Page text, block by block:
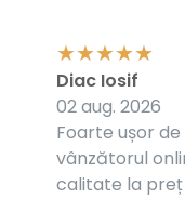
Foarte ușor
vânzătorul
calitate la
Diac Iosif
02 aug. 2026